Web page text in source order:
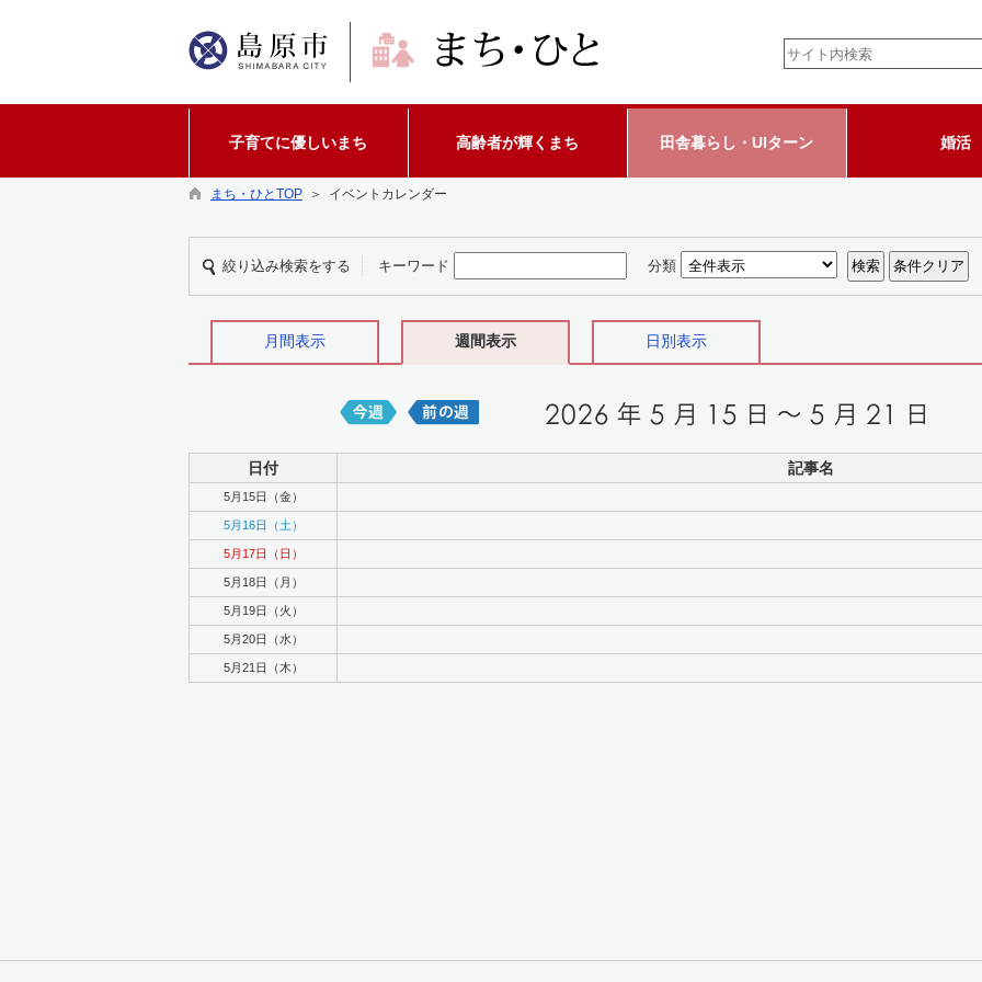
子育てに優しいまち 高齢者が輝くまち 田舎暮らし・UIターン 婚活
まち・ひとTOP ＞ イベントカレンダー
絞り込み検索をする キーワード 分類
月間表示 週間表示 日別表示
日付 記事名
5月15日（金）
5月16日（土）
5月17日（日）
5月18日（月）
5月19日（火）
5月20日（水）
5月21日（木）